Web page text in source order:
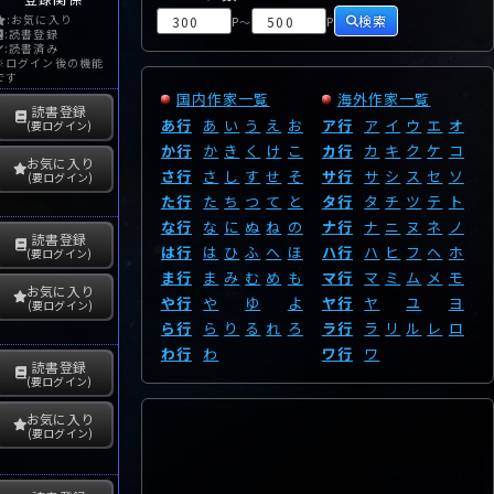
:お気に入り
:読書登録
:読書済み
グイン後の機能
す
読書登録
(要ログイン)
お気に入り
(要ログイン)
読書登録
(要ログイン)
お気に入り
(要ログイン)
読書登録
(要ログイン)
お気に入り
(要ログイン)
P～ P 検索
国内作家一覧
あ行
あ い う え お
か行
か き く け こ
さ行
さ し す せ そ
た行
た ち つ て と
な行
な に ぬ ね の
は行
は ひ ふ へ ほ
ま行
ま み む め も
や行
や ゆ
よ
ら行
ら り る れ ろ
わ行 わ
海外作家一覧
ア行
ア イ ウ エ オ
カ行
カ キ ク ケ コ
サ行
サ シ ス セ ソ
タ行
タ チ ツ テ
ト
ナ行
ナ ニ ヌ ネ ノ
ハ行
ハ ヒ フ ヘ ホ
マ行
マ ミ ム メ モ
ヤ行
ヤ ユ
ヨ
ラ行
ラ リ ル レ ロ
ワ行
ワ